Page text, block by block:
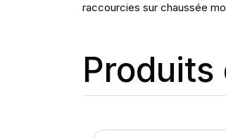
raccourcies sur chaussée
Produits